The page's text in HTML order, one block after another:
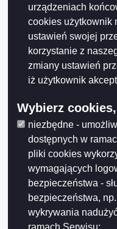
urządzeniach
cookies użytkownik
ustawień swojej
korzystanie z
zmiany ustawień
iż użytkownik
Wybierz
niezbędne -
dostępnych w
pliki cookies
wymagających
bezpieczeństwa -
bezpieczeństwa,
wykrywania